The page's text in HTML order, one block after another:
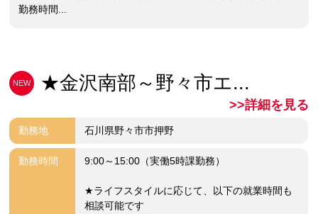
勤務時間...
NEW ★金沢南部～野々市エ...
>>詳細を見る
勤務地 石川県野々市市押野
勤務時間 9:00～15:00（実働5時課勤務）
★ライフスタイルに応じて、以下の就業時間も
相談可能です